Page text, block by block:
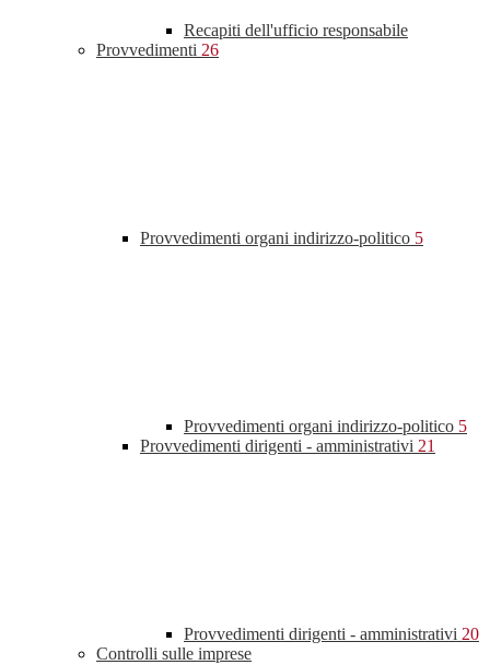
Recapiti dell'ufficio responsabile
Provvedimenti 26
Provvedimenti organi indirizzo-politico 5
Provvedimenti organi indirizzo-politico 5
Provvedimenti dirigenti - amministrativi 21
Provvedimenti dirigenti - amministrativi 20
Controlli sulle imprese